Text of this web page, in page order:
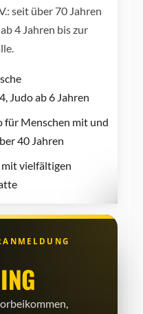
seit über 70 Jahren
4 Jahren bis zur
Judo ab 6 Jahren
für Menschen mit und
40 Jahren
vielfältigen